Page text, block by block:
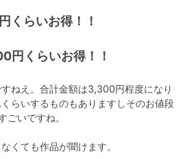
くらいお得！！
円くらいお得！！
ねえ。合計金額は3,300円程度になり
らいするものもありますしそのお値段
ごいですね。
くても作品が聞けます。